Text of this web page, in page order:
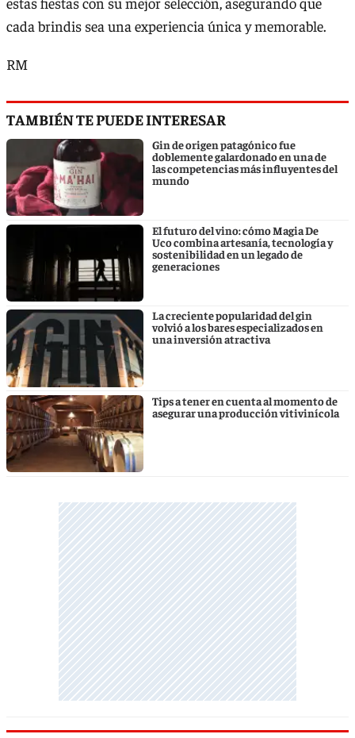
cada brindis sea una experiencia única y memorable.
RM
TAMBIÉN TE PUEDE INTERESAR
Gin de origen patagónico fue
doblemente galardonado en una de
las competencias más influyentes del
mundo
El futuro del vino: cómo Magia De
Uco combina artesanía, tecnología y
sostenibilidad en un legado de
generaciones
La creciente popularidad del gin
volvió a los bares especializados en
una inversión atractiva
Tips a tener en cuenta al momento de
asegurar una producción vitivinícola